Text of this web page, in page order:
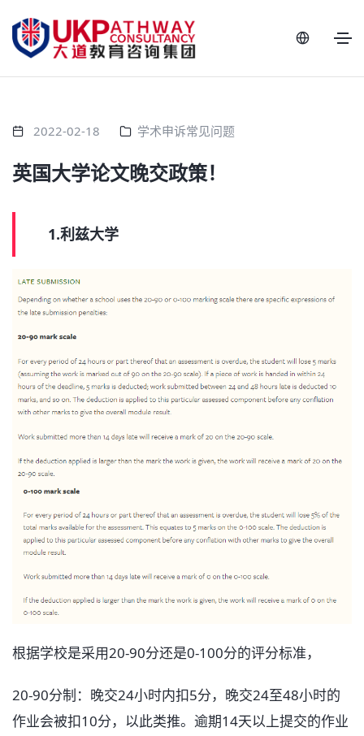
2022-02-18 学术申诉常见问题
英国大学论文晚交政策！
1.利兹大学
根据学校是采用20-90分还是0-100分的评分标准，
20-90分制：晚交24小时内扣5分，晚交24至48小时的
作业会被扣10分，以此类推。逾期14天以上提交的作业